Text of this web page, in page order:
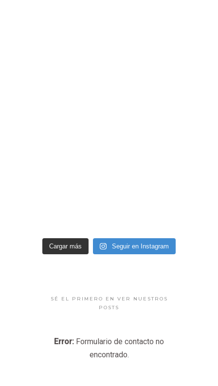
Cargar más Seguir en Instagram
SÉ EL PRIMERO EN VER NUESTROS
POSTS
Error: Formulario de contacto no
encontrado.